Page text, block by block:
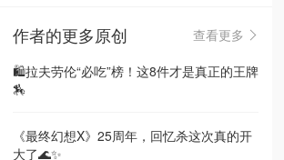
🇳🇿新西兰
作者的更多原创
查看更多
🛍️拉夫劳伦“必吃”榜！这8件才是真正的王牌
🏇
《最终幻想X》25周年，回忆杀这次真的开
大了🌊✨